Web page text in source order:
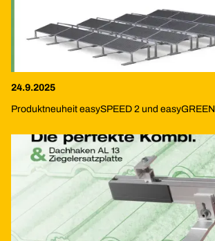
24.9.2025
Produktneuheit easySPEED 2 und easyGREEN